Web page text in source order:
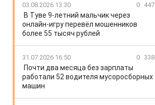
03.08.2026 13:30 0 447
В Туве 9-летний мальчик через
онлайн-игру перевёл мошенников
более 55 тысяч рублей
31.07.2026 16:50 0 338
Почти два месяца без зарплаты
работали 52 водителя мусоросборных
машин